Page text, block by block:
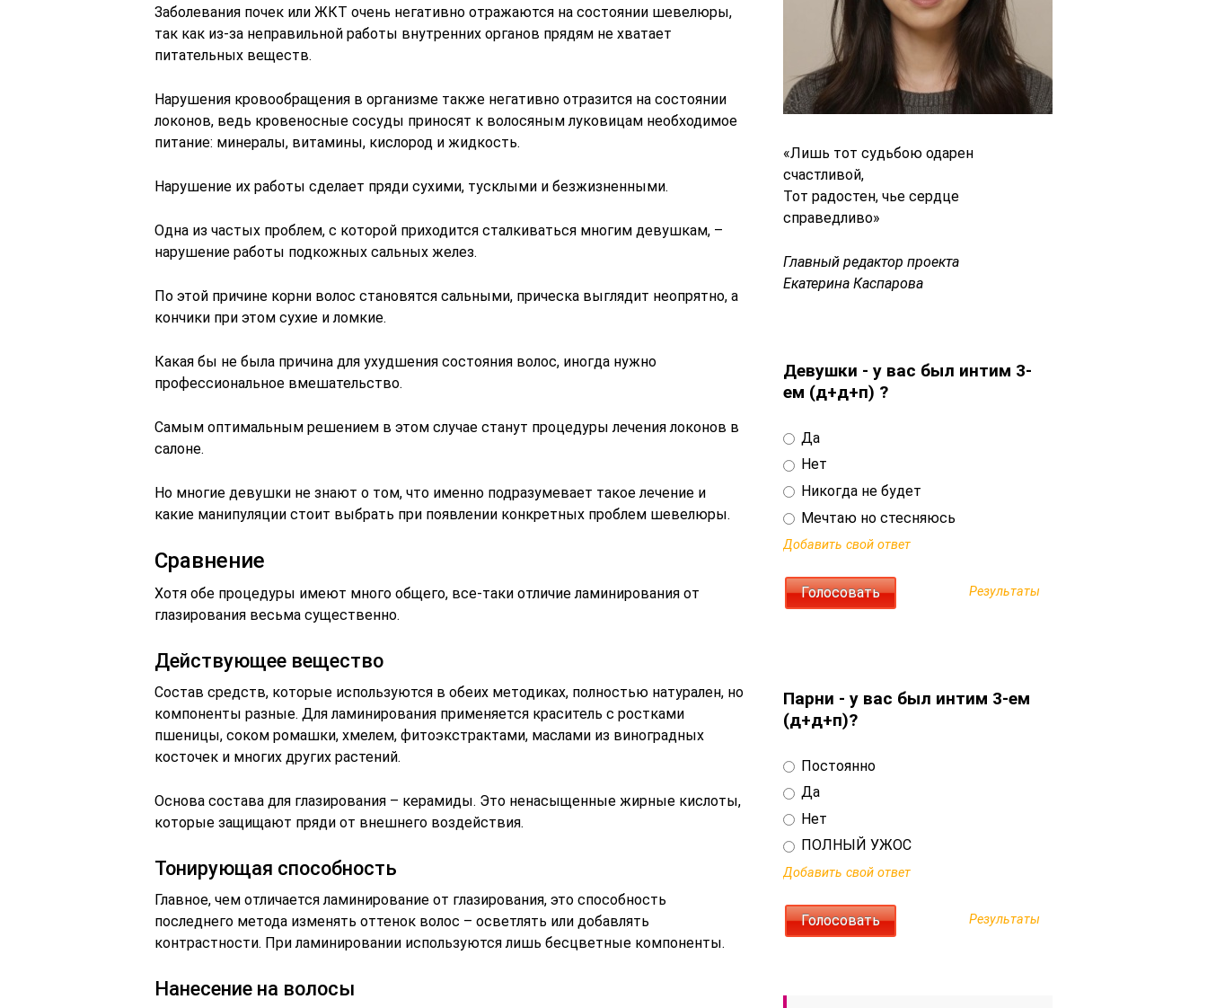
Заболевания почек или ЖКТ очень негативно отражаются на состоянии шевелюры,
так как из-за неправильной работы внутренних органов прядям не хватает
питательных веществ.
Нарушения кровообращения в организме также негативно отразится на состоянии
локонов, ведь кровеносные сосуды приносят к волосяным луковицам необходимое
питание: минералы, витамины, кислород и жидкость.
Нарушение их работы сделает пряди сухими, тусклыми и безжизненными.
Одна из частых проблем, с которой приходится сталкиваться многим девушкам, –
нарушение работы подкожных сальных желез.
По этой причине корни волос становятся сальными, прическа выглядит неопрятно, а
кончики при этом сухие и ломкие.
Какая бы не была причина для ухудшения состояния волос, иногда нужно
профессиональное вмешательство.
Самым оптимальным решением в этом случае станут процедуры лечения локонов в
салоне.
Но многие девушки не знают о том, что именно подразумевает такое лечение и
какие манипуляции стоит выбрать при появлении конкретных проблем шевелюры.
Сравнение
Хотя обе процедуры имеют много общего, все-таки отличие ламинирования от
глазирования весьма существенно.
Действующее вещество
Состав средств, которые используются в обеих методиках, полностью натурален, но
компоненты разные. Для ламинирования применяется краситель с ростками
пшеницы, соком ромашки, хмелем, фитоэкстрактами, маслами из виноградных
косточек и многих других растений.
Основа состава для глазирования – керамиды. Это ненасыщенные жирные кислоты,
которые защищают пряди от внешнего воздействия.
Тонирующая способность
Главное, чем отличается ламинирование от глазирования, это способность
последнего метода изменять оттенок волос – осветлять или добавлять
контрастности. При ламинировании используются лишь бесцветные компоненты.
Нанесение на волосы
«Лишь тот судьбою одарен
счастливой,
Тот радостен, чье сердце
справедливо»
Главный редактор проекта
Екатерина Каспарова
Девушки - у вас был интим 3-
ем (д+д+п) ?
Да
Нет
Никогда не будет
Мечтаю но стесняюсь
Добавить свой ответ
Результаты
Парни - у вас был интим 3-ем
(д+д+п)?
Постоянно
Да
Нет
ПОЛНЫЙ УЖОС
Добавить свой ответ
Результаты